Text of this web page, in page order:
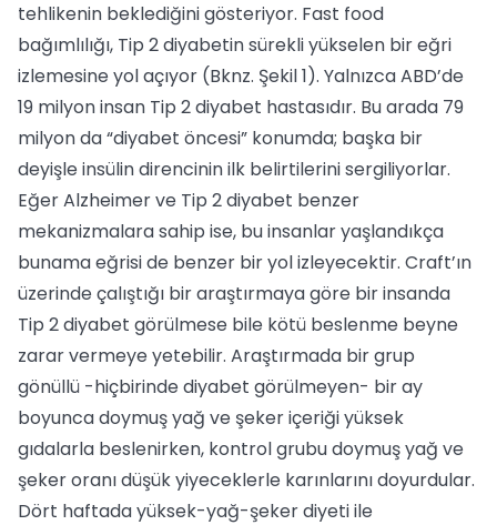
tehlikenin beklediğini gösteriyor. Fast food
bağımlılığı, Tip 2 diyabetin sürekli yükselen bir eğri
izlemesine yol açıyor (Bknz. Şekil 1). Yalnızca ABD’de
19 milyon insan Tip 2 diyabet hastasıdır. Bu arada 79
milyon da “diyabet öncesi” konumda; başka bir
deyişle insülin direncinin ilk belirtilerini sergiliyorlar.
Eğer Alzheimer ve Tip 2 diyabet benzer
mekanizmalara sahip ise, bu insanlar yaşlandıkça
bunama eğrisi de benzer bir yol izleyecektir. Craft’ın
üzerinde çalıştığı bir araştırmaya göre bir insanda
Tip 2 diyabet görülmese bile kötü beslenme beyne
zarar vermeye yetebilir. Araştırmada bir grup
gönüllü -hiçbirinde diyabet görülmeyen- bir ay
boyunca doymuş yağ ve şeker içeriği yüksek
gıdalarla beslenirken, kontrol grubu doymuş yağ ve
şeker oranı düşük yiyeceklerle karınlarını doyurdular.
Dört haftada yüksek-yağ-şeker diyeti ile